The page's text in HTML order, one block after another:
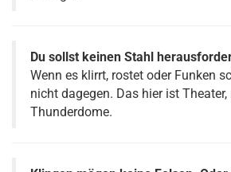
Du sollst keinen Stahl
Wenn es klirrt, rostet oder Funken
nicht dagegen. Das hier ist
Thunderdome.